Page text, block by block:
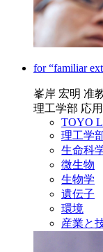
for “familiar
峯岸 宏明 准
理工学部 応
TOYO
理工学
生命科
微生物
生物学
遺伝子
環境
産業と